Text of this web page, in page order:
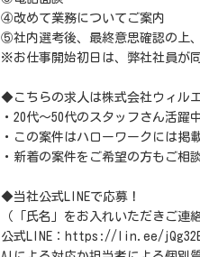
④改めて業務についてご案内
⑤社内選考後、最終意思確認の上
※お仕事開始初日は、弊社社員が
◆こちらの求人は株式会社ウィル
・20代～50代のスタッフさん活躍中
・この案件はハローワークには掲
・新着の案件をご希望の方もご相
◆当社公式LINEで応募！
（「氏名」をお入れいただきご連
公式LINE：https://lin.ee/